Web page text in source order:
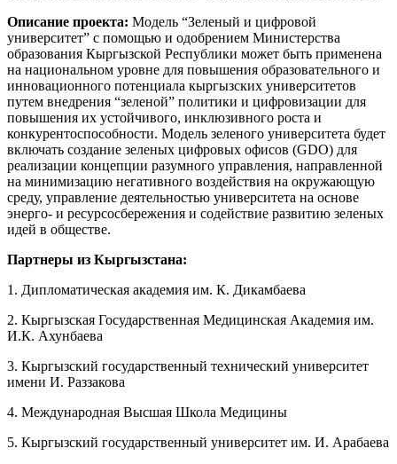
Описание проекта: Модель “Зеленый и цифровой
университет” с помощью и одобрением Министерства
образования Кыргызской Республики может быть применена
на национальном уровне для повышения образовательного и
инновационного потенциала кыргызских университетов
путем внедрения “зеленой” политики и цифровизации для
повышения их устойчивого, инклюзивного роста и
конкурентоспособности. Модель зеленого университета будет
включать создание зеленых цифровых офисов (GDO) для
реализации концепции разумного управления, направленной
на минимизацию негативного воздействия на окружающую
среду, управление деятельностью университета на основе
энерго- и ресурсосбережения и содействие развитию зеленых
идей в обществе.
Партнеры из Кыргызстана:
1. Дипломатическая академия им. К. Дикамбаева
2. Кыргызская Государственная Медицинская Академия им.
И.К. Ахунбаева
3. Кыргызский государственный технический университет
имени И. Раззакова
4. Международная Высшая Школа Медицины
5. Кыргызский государственный университет им. И. Арабаева